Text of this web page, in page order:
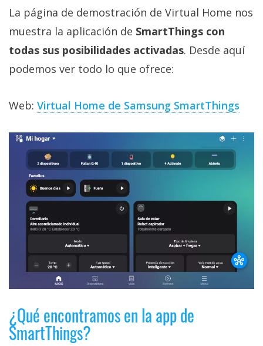
La página de demostración de Virtual Home nos
muestra la aplicación de SmartThings con
todas sus posibilidades activadas. Desde aquí
podemos ver todo lo que ofrece:
Web: Virtual Home de Samsung SmartThings
¿Qué encontramos en la app de
SmartThings?